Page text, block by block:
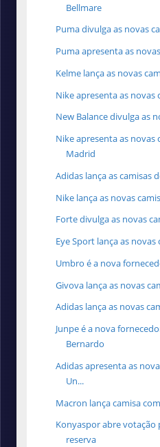
Bellmare
Puma divulga as novas
Puma apresenta as
Kelme lança as novas
Nike apresenta as novas
New Balance divulga as
Nike apresenta as novas
Madrid
Adidas lança as camisas
Nike lança as novas
Forte divulga as novas
Eye Sport lança as novas
Umbro é a nova
Givova lança as novas
Adidas lança as novas
Junpe é a nova
Bernardo
Adidas apresenta as
Un...
Macron lança camisa
Konyaspor abre
reserva